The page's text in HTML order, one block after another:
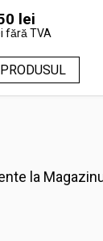
lei
fără TVA
la